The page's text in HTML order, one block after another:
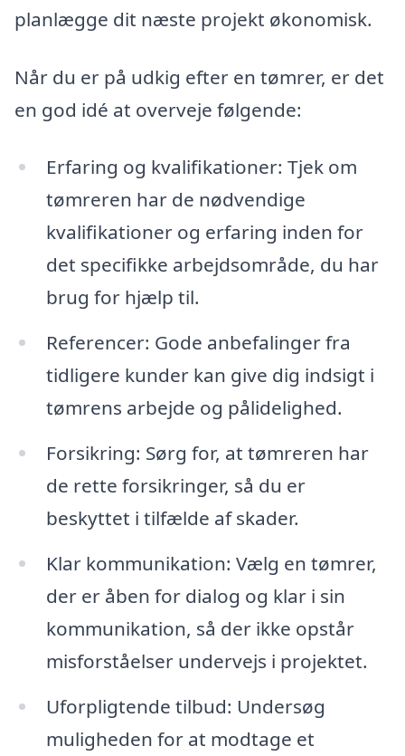
planlægge dit næste projekt økonomisk.
Når du er på udkig efter en tømrer, er det
en god idé at overveje følgende:
Erfaring og kvalifikationer: Tjek om
tømreren har de nødvendige
kvalifikationer og erfaring inden for
det specifikke arbejdsområde, du har
brug for hjælp til.
Referencer: Gode anbefalinger fra
tidligere kunder kan give dig indsigt i
tømrens arbejde og pålidelighed.
Forsikring: Sørg for, at tømreren har
de rette forsikringer, så du er
beskyttet i tilfælde af skader.
Klar kommunikation: Vælg en tømrer,
der er åben for dialog og klar i sin
kommunikation, så der ikke opstår
misforståelser undervejs i projektet.
Uforpligtende tilbud: Undersøg
muligheden for at modtage et